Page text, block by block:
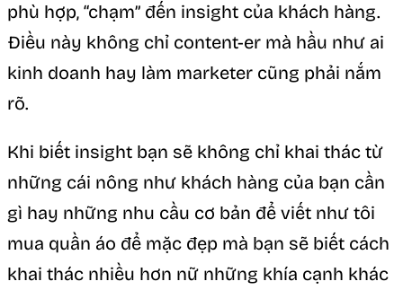
phù hợp, “chạm” đến insight của khách hàng.
Điều này không chỉ content-er mà hầu như ai
kinh doanh hay làm marketer cũng phải nắm
rõ.
Khi biết insight bạn sẽ không chỉ khai thác từ
những cái nông như khách hàng của bạn cần
gì hay những nhu cầu cơ bản để viết như tôi
mua quần áo để mặc đẹp mà bạn sẽ biết cách
khai thác nhiều hơn nữ những khía cạnh khác